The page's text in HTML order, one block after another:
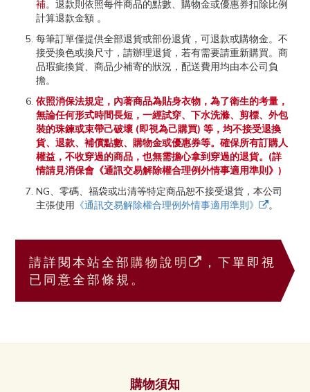
補。退款則依照每件商品的點數、購物金或優惠券扣除比例
計算退款金額 。
每筆訂單僅提供全部退貨或部份退貨，可退款或購物金。不
接受換色或換尺寸，請辦理退貨，若有需要請重新購買。商
品瑕疵換貨、商品少補寄的狀況，配送費用均由本公司負
擔。
依照消保法規定，內著商品為貼身衣物，為了衛生的考量，
無論任何形式時間長短，一經試穿、下水洗滌、剪標、外包
裝的珠鍊或束帶己破壞 (即視為己購買) 等，均不接受退換
貨、退款、補償點數、購物金或優惠券等。確保所有訂購人
權益，不收穿過的商品，也無需擔心拿到穿過的退貨。(詳
情請見消保會《通訊交易解除權合理例外情事適用準則》)
NG、零碼、福袋或出清等特定商品恕不接受退貨，本公司
主張使用 《通訊交易解除權合理例外情事適用準則》 。
請詳閱本站全部 購物說明
，下單即視
已同意全部條規。
購物須知